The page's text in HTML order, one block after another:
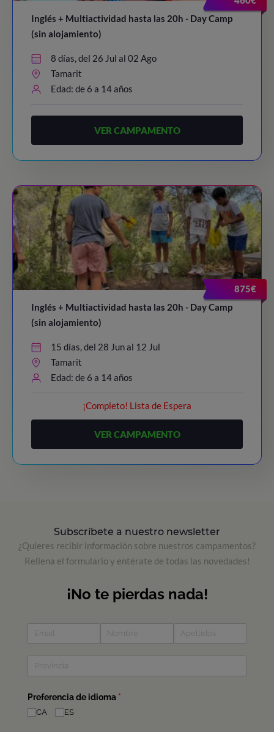
Inglés + Multiactividad hasta las 20h - Day Camp
(sin alojamiento)
8 días, del 26 Jul al 02 Ago
Tamarit
Edad: de 6 a 14 años
VER CAMPAMENTO
875€
Inglés + Multiactividad hasta las 20h - Day Camp
(sin alojamiento)
15 días, del 28 Jun al 12 Jul
Tamarit
Edad: de 6 a 14 años
¡Completo! Lista de Espera
VER CAMPAMENTO
Subscríbete a nuestro newsletter
¿Quieres recibir información sobre nuestros campamentos?
Rellena el formulario y entérate de todas las novedades!